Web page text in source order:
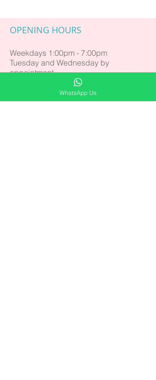
07.07.2021。 報名查詢 Enquiry: whatsapp
OPENING HOURS
Weekdays 1:00pm - 7:00pm
Tuesday and Wednesday by
appointment
Saturday 9:00am - 6:00pm
Sunday by appointment
WhatsApp Us